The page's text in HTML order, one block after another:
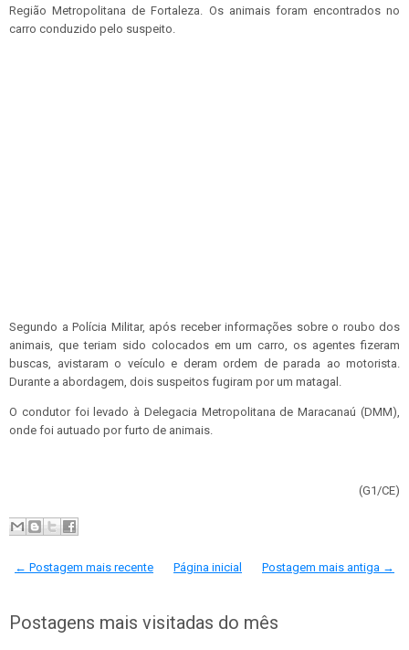
Região Metropolitana de Fortaleza. Os animais foram encontrados no
carro conduzido pelo suspeito.
Segundo a Polícia Militar, após receber informações sobre o roubo dos
animais, que teriam sido colocados em um carro, os agentes fizeram
buscas, avistaram o veículo e deram ordem de parada ao motorista.
Durante a abordagem, dois suspeitos fugiram por um matagal.
O condutor foi levado à Delegacia Metropolitana de Maracanaú (DMM),
onde foi autuado por furto de animais.
(G1/CE)
← Postagem mais recente Postagem mais antiga →
Página inicial
Postagens mais visitadas do mês